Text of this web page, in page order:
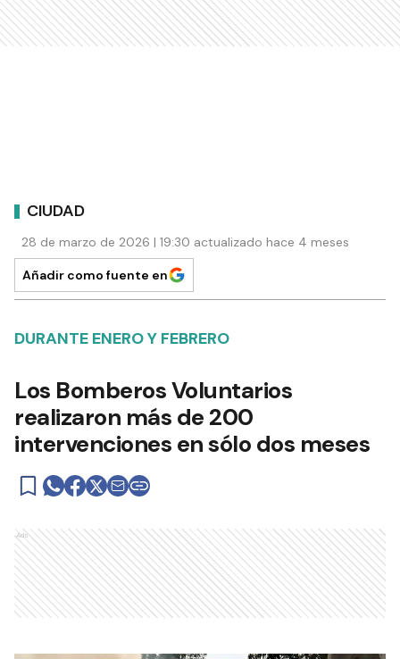
CIUDAD
28 de marzo de 2026 | 19:30 actualizado hace 4 meses
Añadir como fuente en
DURANTE ENERO Y FEBRERO
Los Bomberos Voluntarios
realizaron más de 200
intervenciones en sólo dos meses
Ads